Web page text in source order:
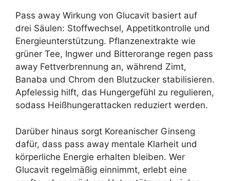
Pass away Wirkung von Glucavit basiert auf
drei Säulen: Stoffwechsel, Appetitkontrolle und
Energieunterstützung. Pflanzenextrakte wie
grüner Tee, Ingwer und Bitterorange regen pass
away Fettverbrennung an, während Zimt,
Banaba und Chrom den Blutzucker stabilisieren.
Apfelessig hilft, das Hungergefühl zu regulieren,
sodass Heißhungerattacken reduziert werden.
Darüber hinaus sorgt Koreanischer Ginseng
dafür, dass pass away mentale Klarheit und
körperliche Energie erhalten bleiben. Wer
Glucavit regelmäßig einnimmt, erlebt eine